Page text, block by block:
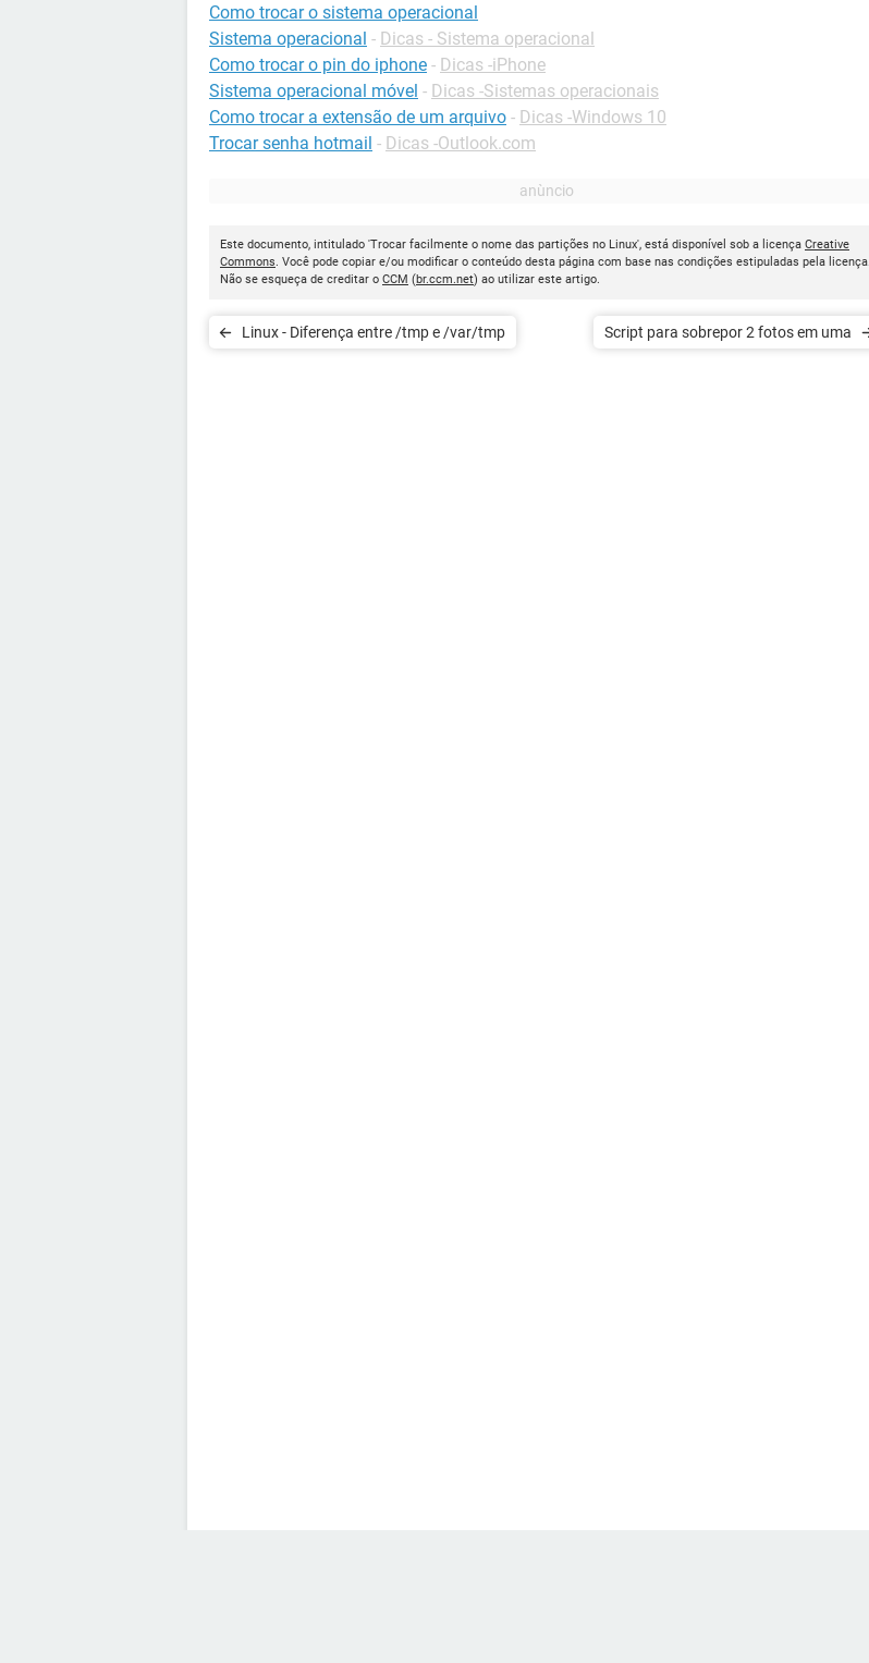
Como trocar o sistema operacional
Sistema operacional - Dicas - Sistema operacional
Como trocar o pin do iphone - Dicas -iPhone
Sistema operacional móvel - Dicas -Sistemas operacionais
Como trocar a extensão de um arquivo - Dicas -Windows 10
Trocar senha hotmail - Dicas -Outlook.com
Este documento, intitulado 'Trocar facilmente o nome das partições no Linux', está disponível sob a licença Creative
Commons . Você pode copiar e/ou modificar o conteúdo desta página com base nas condições estipuladas pela licença.
Não se esqueça de creditar o CCM (br.ccm.net) ao utilizar este artigo.
Linux - Diferença entre /tmp e /var/tmp Script para sobrepor 2 fotos em uma